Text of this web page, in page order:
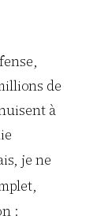
de
à
je ne
: